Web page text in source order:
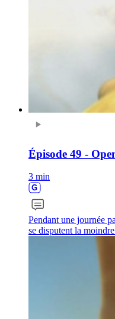
Épisode 49 -
3 min
Pendant une journée
se disputent la